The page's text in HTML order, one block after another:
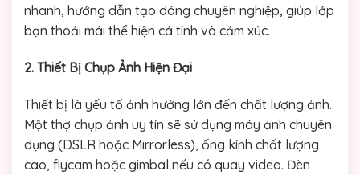
nhanh, hướng dẫn tạo dáng chuyên nghiệp, giúp lớp
bạn thoải mái thể hiện cá tính và cảm xúc.
2. Thiết Bị Chụp Ảnh Hiện Đại
Thiết bị là yếu tố ảnh hưởng lớn đến chất lượng ảnh.
Một thợ chụp ảnh uy tín sẽ sử dụng máy ảnh chuyên
dụng (DSLR hoặc Mirrorless), ống kính chất lượng
cao, flycam hoặc gimbal nếu có quay video. Đèn